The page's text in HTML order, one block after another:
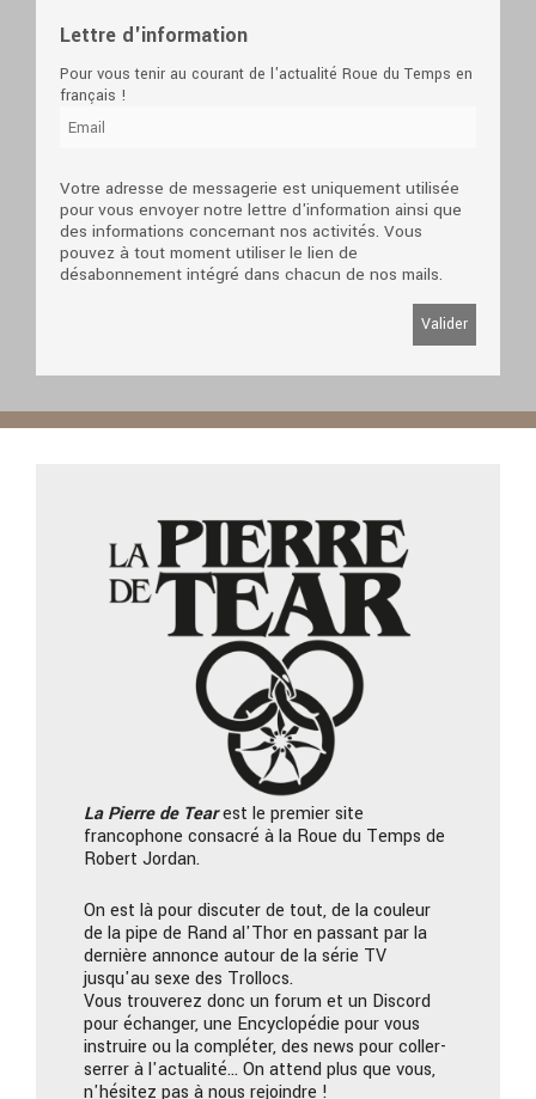
Lettre d'information
Pour vous tenir au courant de l'actualité Roue du Temps en
français !
Votre adresse de messagerie est uniquement utilisée
pour vous envoyer notre lettre d'information ainsi que
des informations concernant nos activités. Vous
pouvez à tout moment utiliser le lien de
désabonnement intégré dans chacun de nos mails.
La Pierrede Tearest le premier site
francophone consacré à la Roue du Temps de
Robert Jordan.
On est là pour discuter de tout, de la couleur
de la pipe de Rand al'Thor en passant par la
dernière annonce autour de la série TV
jusqu'au sexe des Trollocs.
Vous trouverez donc un forum et un Discord
pour échanger, une Encyclopédie pour vous
instruire ou la compléter, des news pour coller-
serrer à l'actualité… On attend plus que vous,
n'hésitez pas à nous rejoindre !